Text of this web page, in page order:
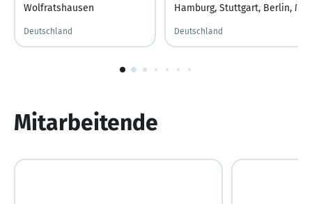
Wolfratshausen
Deutschland
Hamburg, Stuttgart, Berlin,
Deutschland
1
Mitarbeitende